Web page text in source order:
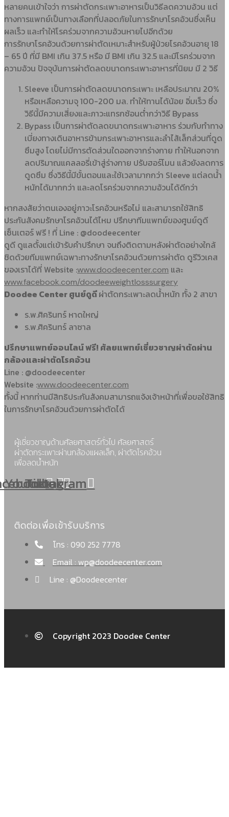
หลายคนเข้าใจว่า การผ่าตัดกระเพาะอาหารเป็นวิธีลดความอ้วน แต่
ทางการแพทย์เป็นทางเลือกที่ปลอดภัยในการรักษาโรคอ้วนซึ่งเห็น
ผลเร็ว และทำให้โรคร่วมจากความอ้วนหายไปอีกด้วย
การรักษาโรคอ้วนด้วยการผ่าตัดเหมาะสำหรับผู้ป่วยโรคอ้วนอายุ 18
– 65 ปี ที่มี BMI เกิน 37.5 หรือ มี BMI เกิน 32.5 และมีโรคร่วมจาก
ความอ้วน ปัจจุบันการผ่าตัดลดขนาดกระเพาะอาหารที่นิยม มี 2 วิธี
Sleeve เป็นการผ่าตัดลดขนาดกระเพาะ เหลือประมาณ 20%
หรือเหลือความจุ 100-200 มล. ทำให้ทานได้น้อย อิ่มเร็ว ซึ่ง
วิธีนี้มีความเสี่ยงและภาวะแทรกซ้อนต่ำกว่าวิธี Bypass
Bypass เป็นการผ่าตัดลดขนาดกระเพาะอาหาร ร่วมกับทําทาง
เบี่ยงทางเดินอาหารข้ามกระเพาะอาหารและลำไส้เล็กส่วนที่ดูด
ซึมสูง โดยไม่มีการตัดส่วนใดออกจากร่างกาย ทําให้นอกจาก
ลดปริมาณแคลลอรี่เข้าสู่ร่างกาย ปรับฮอร์โมน แล้วยังลดการ
ดูดซึม ซึ่งวิธีนี้มีขั้นตอนและใช้เวลามากกว่า Sleeve แต่ลดน้ำ
หนักได้มากกว่า และลดโรคร่วมจากความอ้วนได้ดีกว่า
หากสงสัยว่าตนเองอยู่ภาวะโรคอ้วนหรือไม่ และสามารถใช้สิทธิ
ประกันสังคมรักษาโรคอ้วนได้ไหม ปรึกษาทีมแพทย์ของศูนย์ดูดี
เซ็นเตอร์ ฟรี ! ที่ Line : @doodeecenter
ดูดี ดูแลตั้งแต่เข้ารับคำปรึกษา จนถึงติดตามหลังผ่าตัดอย่างใกล้
ชิดด้วยทีมแพทย์เฉพาะทางรักษาโรคอ้วนด้วยการผ่าตัด ดูรีวิวเคส
ของเราได้ที่ Website :www.doodeecenter.com และ
www.facebook.com/doodeeweightlosssurgery
Doodee Center ศูนย์ดูดีผ่าตัดกระเพาะลดน้ำหนัก ทั้ง 2 สาขา
ร.พ.ศิครินทร์ หาดใหญ่
ร.พ.ศิครินทร์ ลาซาล
ปรึกษาแพทย์ออนไลน์ ฟรี! ศัลยแพทย์เชี่ยวชาญผ่าตัดผ่าน
กล้องและผ่าตัดโรคอ้วน
Line : @doodeecenter
Website :www.doodeecenter.com
ทั้งนี้ หากท่านมีสิทธิประกันสังคมสามารถแจ้งเจ้าหน้าที่เพื่อขอใช้สิทธิ
ในการรักษาโรคอ้วนด้วยการผ่าตัดได้
ผู้เชี่ยวชาญด้านศัลยศาสตร์ทั่วไป ศัลยศาสตร์
ผ่าตัดกระเพาะผ่านกล้องแผลเล็ก, ผ่าตัดโรคอ้วน
เพื่อลดน้ำหนัก
Youtube
Tiktok
Instagram
ติดต่อเพื่อเข้ารับบริการ
โทร : 090 252 7778
Email : wp@doodeecenter.com
Line : @Doodeecenter
Copyright 2023 Doodee Center